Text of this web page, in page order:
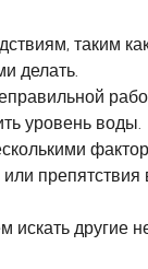
таким
делать.
уровень воды.
препятствия
другие